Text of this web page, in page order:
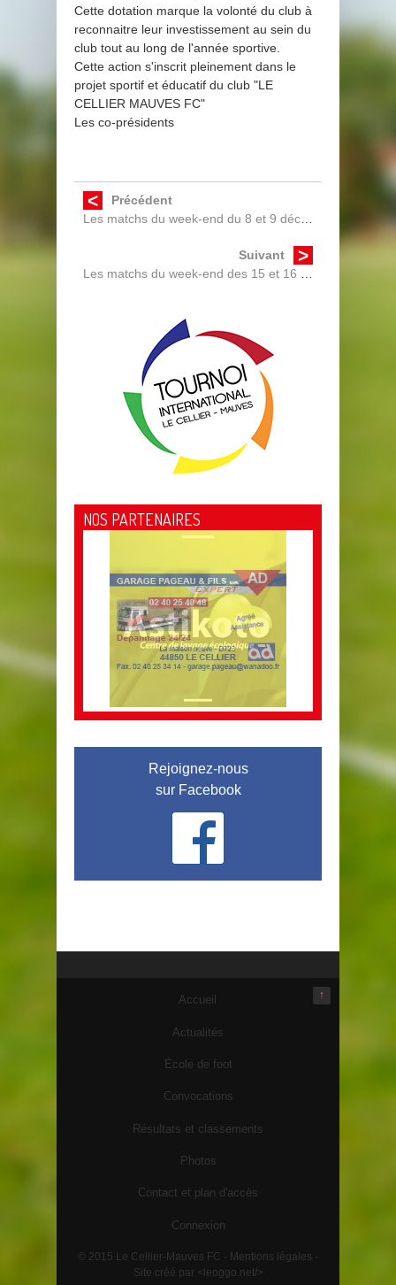
Cette dotation marque la volonté du club à
reconnaitre leur investissement au sein du
club tout au long de l'année sportive.
Cette action s'inscrit pleinement dans le
projet sportif et éducatif du club "LE
CELLIER MAUVES FC"
Les co-présidents
Précédent
Les matchs du week-end du 8 et 9 décembre
Suivant
Les matchs du week-end des 15 et 16 décembre
NOS PARTENAIRES
Rejoignez-nous
sur Facebook
↑
Accueil
Actualités
École de foot
Convocations
Résultats et classements
Photos
Contact et plan d'accès
Connexion
© 2015 Le Cellier-Mauves FC - Mentions légales -
Site créé par <leoggo.net/>